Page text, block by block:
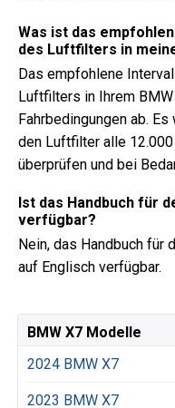
Was ist das
des Luftfilters in
Das empfohlene
Luftfilters in Ihrem
Fahrbedingungen ab.
den Luftfilter alle
überprüfen und bei
Ist das Handbuch für
verfügbar?
Nein, das Handbuch für
auf Englisch verfügbar.
BMW X7 Modelle
2024 BMW X7
2023 BMW X7